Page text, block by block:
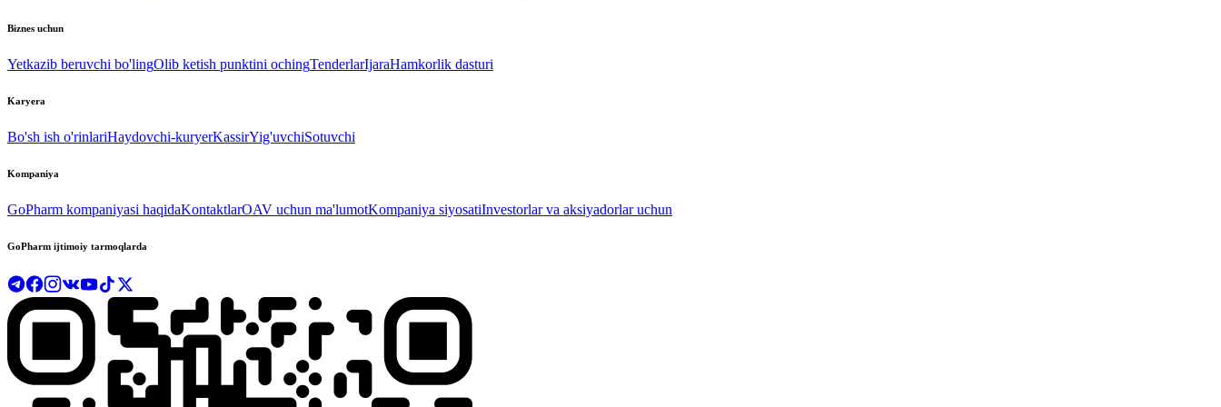
Biznes uchun
Yetkazib beruvchi bo'lingOlib ketish punktini ochingTenderlarIjaraHamkorlik dasturi
Karyera
Bo'sh ish o'rinlariHaydovchi-kuryerKassirYig'uvchiSotuvchi
Kompaniya
GoPharm kompaniyasi haqidaKontaktlarOAV uchun ma'lumotKompaniya siyosatiInvestorlar va aksiyadorlar uchun
GoPharm ijtimoiy tarmoqlarda